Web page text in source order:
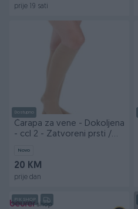
prije 19 sati
Dostupno
Čarapa za vene - Dokoljena
- ccl 2 - Zatvoreni prsti /
Novo
20 KM
prije dan
PIK SHOP